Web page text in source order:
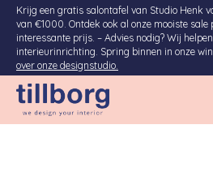
Krijg een gratis salontafel van Studio Henk
van €1000. Ontdek ook al onze mooiste sale
interessante prijs. – Advies nodig? Wij
interieurinrichting. Spring binnen in onze
over onze designstudio.